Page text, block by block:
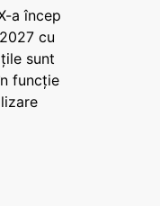
a încep
cu
sunt
funcție